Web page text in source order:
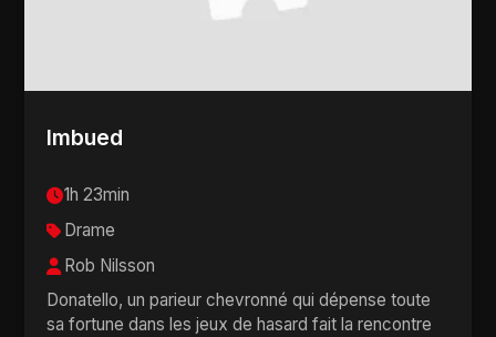
Imbued
1h 23min
Drame
Rob Nilsson
Donatello, un parieur chevronné qui dépense toute
sa fortune dans les jeux de hasard fait la rencontre